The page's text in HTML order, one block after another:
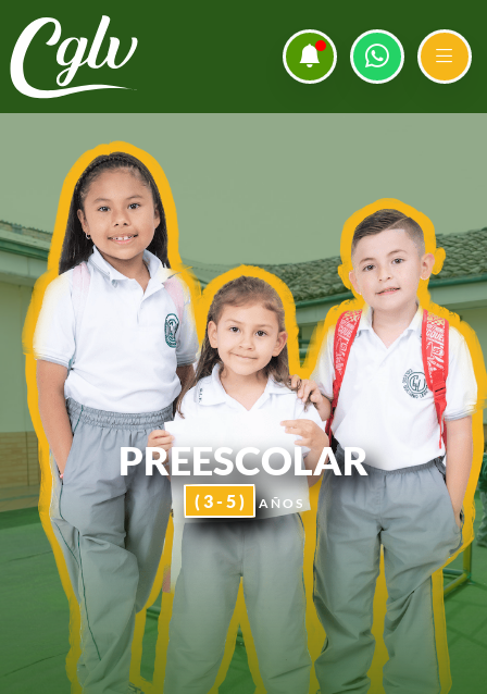
PREESCOLAR
( 3 - 5 ) AÑOS